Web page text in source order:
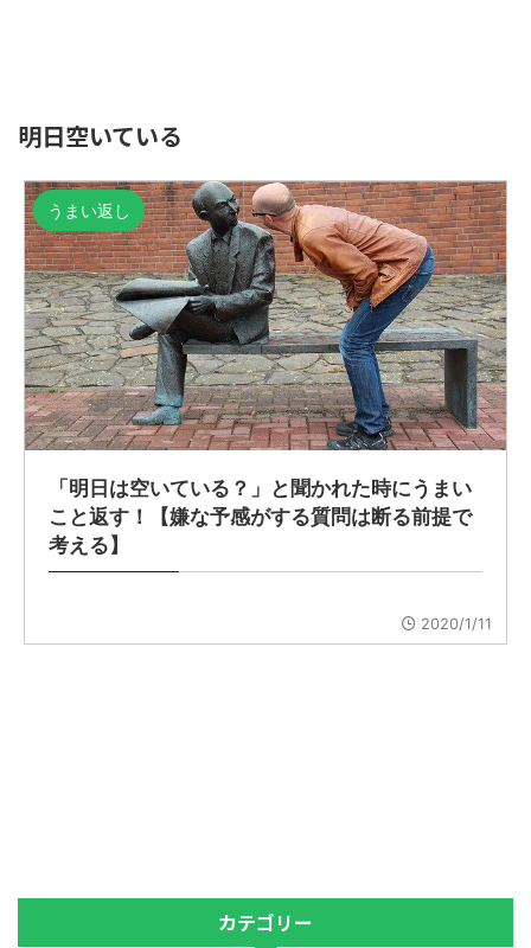
明日空いている
うまい返し
「明日は空いている？」と聞かれた時にうまい
こと返す！【嫌な予感がする質問は断る前提で
考える】
2020/1/11
カテゴリー